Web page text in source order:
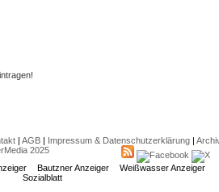
| AGB| Impressum & Datenschutzerklärung|
2025
Bautzner Anzeiger
Weißwasser Anzeiger
Sozialblatt